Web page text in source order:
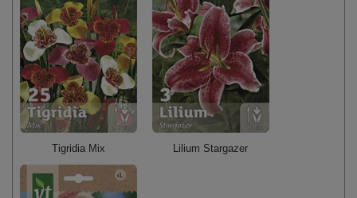
Tigridia Mix Lilium Stargazer